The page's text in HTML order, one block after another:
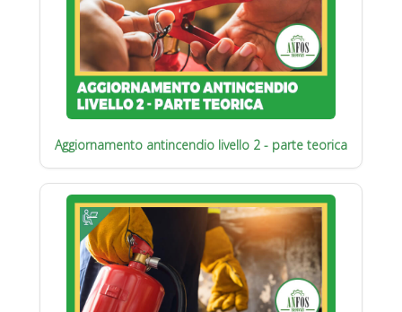
Aggiornamento antincendio livello 2 - parte teorica